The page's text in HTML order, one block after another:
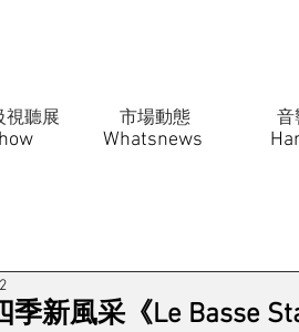
視聽展 市場動態 音
Whatsnews
季新風采《Le Basse